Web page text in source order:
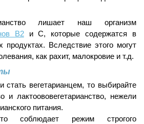
лишает наш организм
В2и С, которые содержатся в
Вследствие этого могут
как рахит, малокровие и т.д.
вегетарианцем, то выбирайте
и лактоововегетарианство, нежели
питания.
соблюдает режим строгого